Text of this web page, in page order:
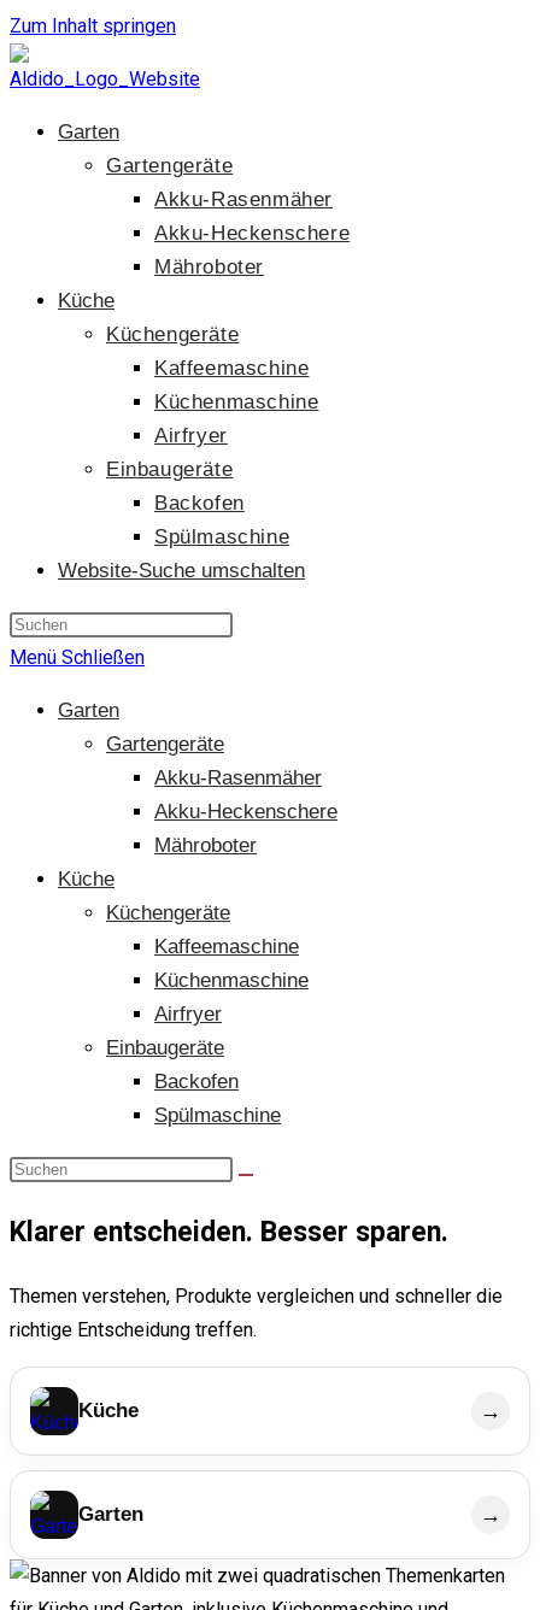
Zum Inhalt springen
Garten
Gartengeräte
Akku-Rasenmäher
Akku-Heckenschere
Mähroboter
Küche
Küchengeräte
Kaffeemaschine
Küchenmaschine
Airfryer
Einbaugeräte
Backofen
Spülmaschine
Website-Suche umschalten
Menü Schließen
Garten
Gartengeräte
Akku-Rasenmäher
Akku-Heckenschere
Mähroboter
Küche
Küchengeräte
Kaffeemaschine
Küchenmaschine
Airfryer
Einbaugeräte
Backofen
Spülmaschine
Klarer entscheiden. Besser sparen.
Themen verstehen, Produkte vergleichen und schneller die
richtige Entscheidung treffen.
Küche →
Garten →